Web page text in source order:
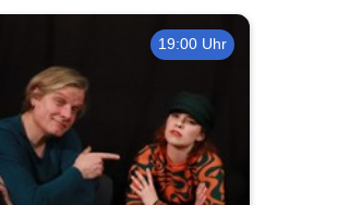
19:00 Uhr